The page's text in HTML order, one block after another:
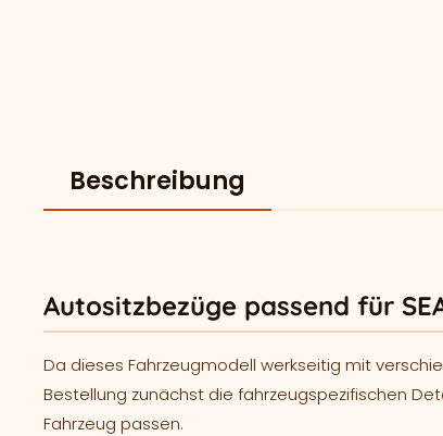
Beschreibung
Autositzbezüge passend für
Da dieses Fahrzeugmodell werkseitig mit
Bestellung zunächst die fahrzeugspezifischen
Fahrzeug passen.